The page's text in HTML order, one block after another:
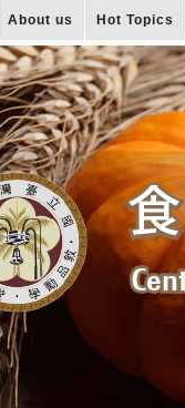
About us Hot Topics